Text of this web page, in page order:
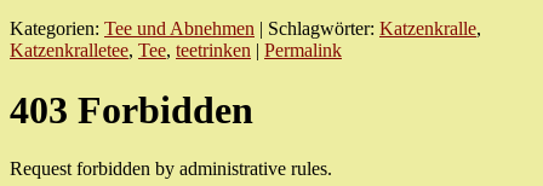
Kategorien: Tee und Abnehmen | Schlagwörter: Katzenkralle,
Katzenkralletee, Tee, teetrinken Permalink
403 Forbidden
Request forbidden by administrative rules.